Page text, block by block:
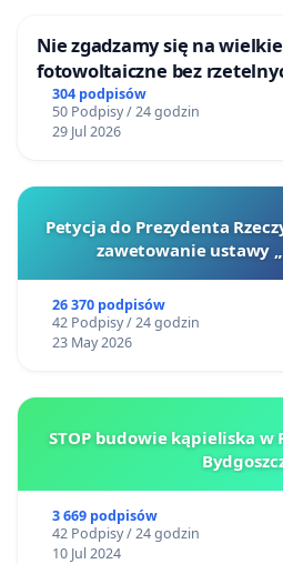
Nie zgadzamy się na
fotowoltaiczne bez
mieszkańców
304 podpisów
50 Podpisy / 24 godzin
29 Jul 2026
Petycja do Prezydenta
zawetowanie ustawy
26 370 podpisów
42 Podpisy / 24 godzin
23 May 2026
STOP budowie kąpieliska
3 669 podpisów
42 Podpisy / 24 godzin
10 Jul 2024